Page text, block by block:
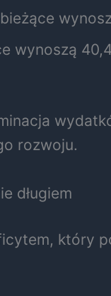
wynoszą
rozwoju.
długiem
który